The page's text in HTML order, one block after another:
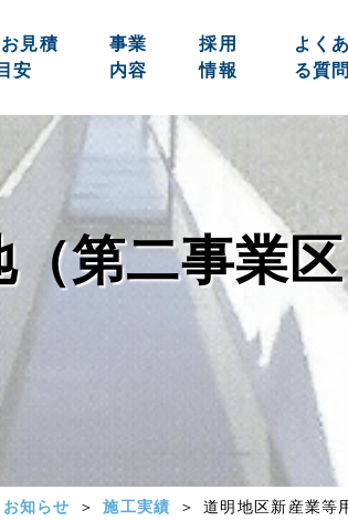
見積
安
事業
内容
採用
情報
よくあ
る質問
第二事業
お知らせ 施工実績 道明地区新産業等